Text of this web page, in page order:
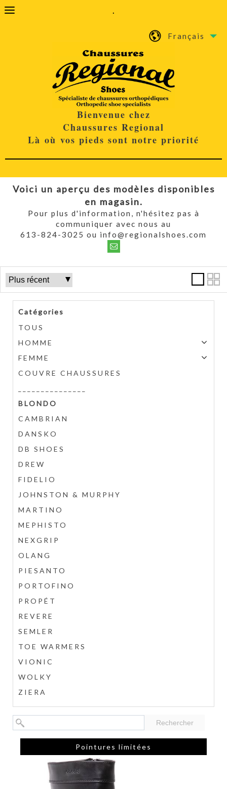
.
Français
Bienvenue chez
Chaussures Regional
Là où vos pieds sont notre priorité
Voici un aperçu des modèles disponibles
en magasin.
Pour plus d'information, n'hésitez pas à
communiquer avec nous au
613-824-3025 ou info@regionalshoes.com
Catégories
TOUS
HOMME
FEMME
COUVRE CHAUSSURES
BLONDO
CAMBRIAN
DANSKO
DB SHOES
DREW
FIDELIO
JOHNSTON & MURPHY
MARTINO
MEPHISTO
NEXGRIP
OLANG
PIESANTO
PORTOFINO
PROPÉT
REVERE
SEMLER
TOE WARMERS
VIONIC
WOLKY
ZIERA
Rechercher
Pointures limitées